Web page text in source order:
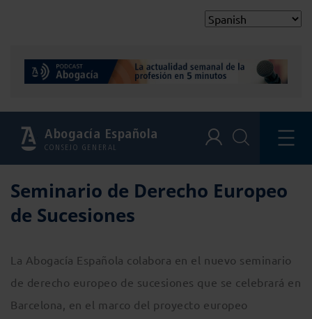
Abogacía Española
CONSEJO GENERAL
Seminario de Derecho Europeo
de Sucesiones
La Abogacía Española colabora en el nuevo seminario
de derecho europeo de sucesiones que se celebrará en
Barcelona, en el marco del proyecto europeo